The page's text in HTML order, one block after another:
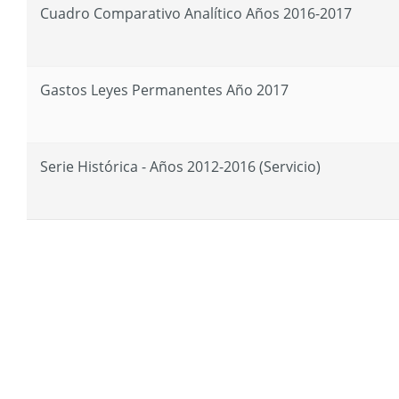
Cuadro Comparativo Analítico Años 2016-2017
Gastos Leyes Permanentes Año 2017
Serie Histórica - Años 2012-2016 (Servicio)